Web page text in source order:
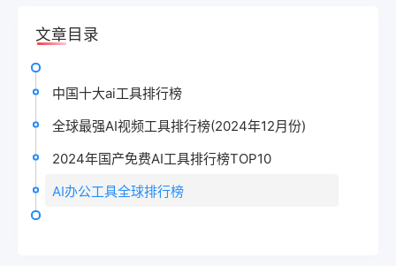
文章目录
中国十大ai工具排行榜
全球最强AI视频工具排行榜(2024年12月份)
2024年国产免费AI工具排行榜TOP10
AI办公工具全球排行榜